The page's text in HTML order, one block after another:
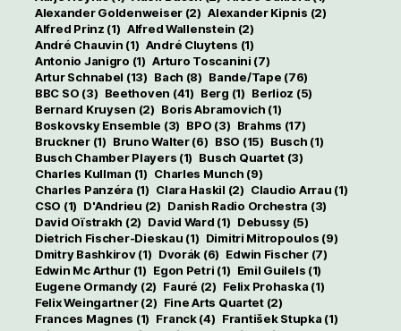
Alexander Goldenweiser (2) Alexander Kipnis (2)
Alfred Prinz (1) Alfred Wallenstein (2)
André Chauvin (1) André Cluytens (1)
Antonio Janigro (1) Arturo Toscanini (7)
Artur Schnabel (13) Bach (8) Bande/Tape (76)
BBC SO (3) Beethoven (41) Berg (1) Berlioz (5)
Bernard Kruysen (2) Boris Abramovich (1)
Boskovsky Ensemble (3) BPO (3) Brahms (17)
Bruckner(1) Bruno Walter(6) BSO (15) Busch (1)
Busch Chamber Players (1) Busch Quartet(3)
Charles Kullman (1) Charles Munch (9)
Charles Panzéra (1) Clara Haskil (2) Claudio Arrau (1)
CSO (1) D'Andrieu (2) Danish Radio Orchestra (3)
David Oïstrakh (2) David Ward (1) Debussy(5)
Dietrich Fischer-Dieskau (1) Dimitri Mitropoulos (9)
Dmitry Bashkirov(1) Dvorák (6) Edwin Fischer(7)
Edwin Mc Arthur(1) Egon Petri (1) Emil Guilels (1)
Eugene Ormandy (2) Fauré (2) Felix Prohaska (1)
Felix Weingartner(2) Fine Arts Quartet(2)
Frances Magnes (1) Franck(4) František Stupka (1)